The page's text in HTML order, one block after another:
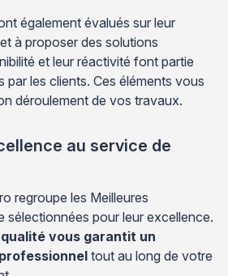
également évalués sur leur
à proposer des solutions
et leur réactivité font partie
par les clients. Ces éléments vous
déroulement de vos travaux.
au service de
regroupe les Meilleures
sélectionnées pour leur excellence.
vous garantit un
tout au long de votre